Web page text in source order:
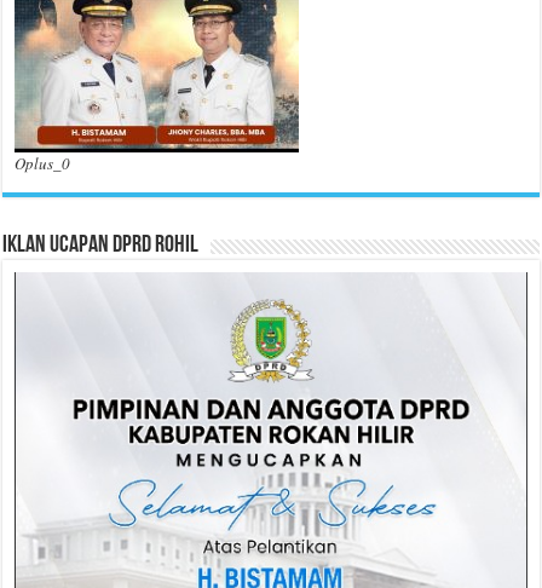
Oplus_0
Iklan Ucapan DPRD Rohil